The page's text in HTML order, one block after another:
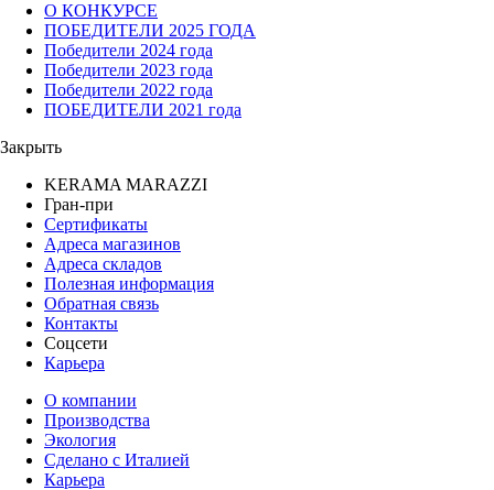
О КОНКУРСЕ
ПОБЕДИТЕЛИ 2025 ГОДА
Победители 2024 года
Победители 2023 года
Победители 2022 года
ПОБЕДИТЕЛИ 2021 года
Закрыть
KERAMA MARAZZI
Гран-при
Сертификаты
Адреса магазинов
Адреса складов
Полезная информация
Обратная связь
Контакты
Соцсети
Карьера
О компании
Производства
Экология
Сделано с Италией
Карьера